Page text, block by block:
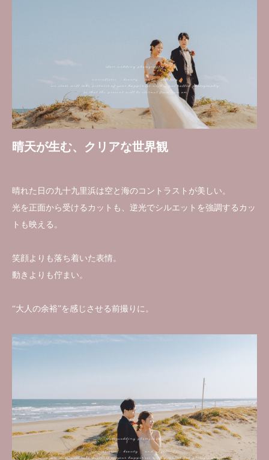
晴天が生む、クリアな世界観
晴れた日の九十九里浜は空と海のコントラストが美しい。
光を正面から受けるカットも、逆光でシルエットを強調するカッ
トも映える。
笑顔よりも落ち着いた表情。
動きよりも佇まい。
“大人の余裕”を感じさせる前撮りに。